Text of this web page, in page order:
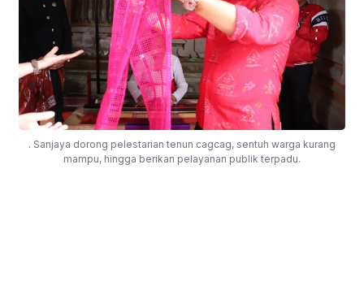
. Sanjaya dorong pelestarian tenun cagcag, sentuh warga kurang
mampu, hingga berikan pelayanan publik terpadu.